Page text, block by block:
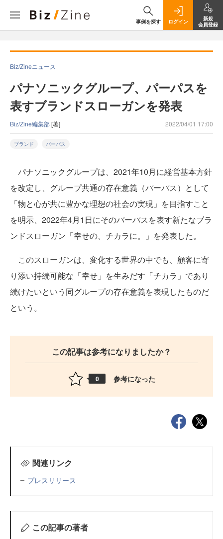
事例を探す ログイン
新規
会員登録
Biz/Zineニュース
パナソニックグループ、パーパスを
表すブランドスローガンを発表
Biz/Zine編集部[著] 2022/04/01 17:00
ブランド パーパス
パナソニックグループは、2021年10月に経営基本方針
を改定し、グループ共通の存在意義（パーパス）として
「物と心が共に豊かな理想の社会の実現」を目指すこと
を明示、2022年4月1日にそのパーパスを表す新たなブラ
ンドスローガン「幸せの、チカラに。」を発表した。
このスローガンは、変化する世界の中でも、顧客に寄
り添い持続可能な「幸せ」を生みだす「チカラ」であり
続けたいという同グループの存在意義を表現したものだ
という。
この記事は参考になりましたか？
0 参考になった
関連リンク
プレスリリース
この記事の著者